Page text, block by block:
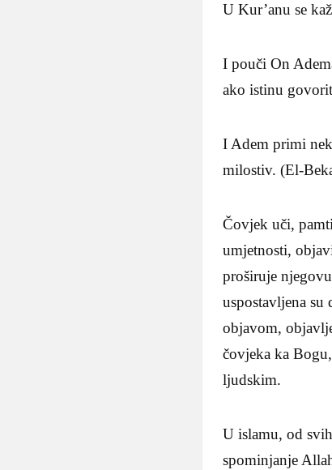
U Kur’anu se
I pouči On
ako istinu
I Adem primi
milostiv. (El-
Čovjek uči,
umjetnosti,
proširuje
uspostavljena
objavom,
čovjeka ka
ljudskim.
U islamu, od
spominjanje